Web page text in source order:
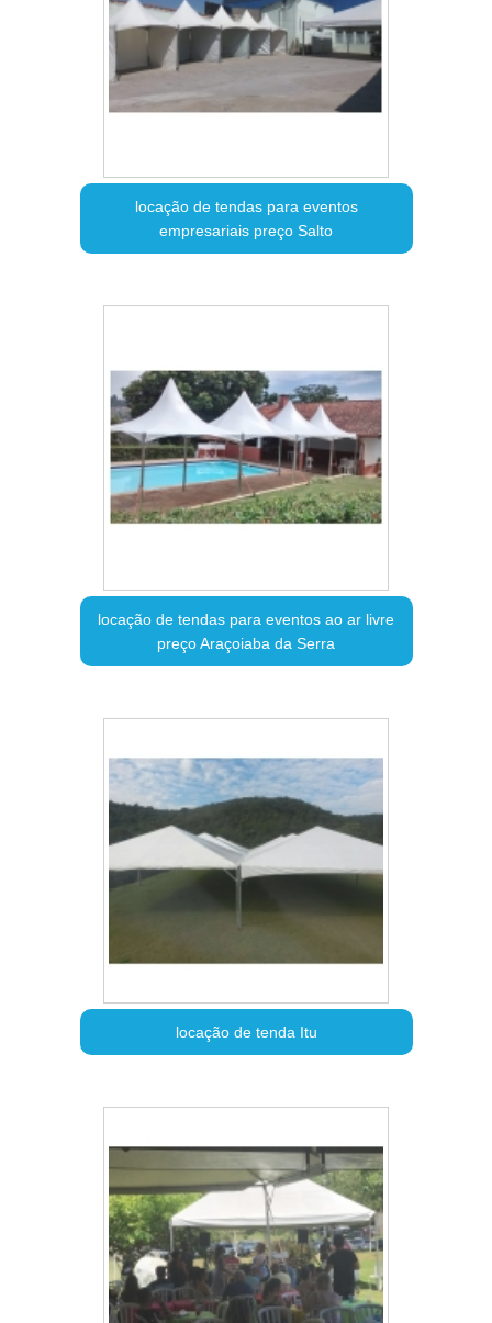
locação de tendas para eventos
empresariais preço Salto
locação de tendas para eventos ao ar livre
preço Araçoiaba da Serra
locação de tenda Itu